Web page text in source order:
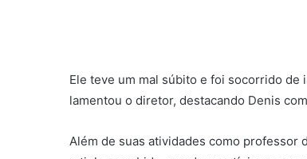
Ele teve um mal súbito e foi socorrido
lamentou o diretor, destacando Denis
Além de suas atividades como professor